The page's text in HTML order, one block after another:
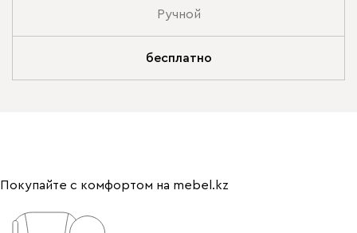
Ручной
бесплатно
Покупайте с комфортом на mebel.kz